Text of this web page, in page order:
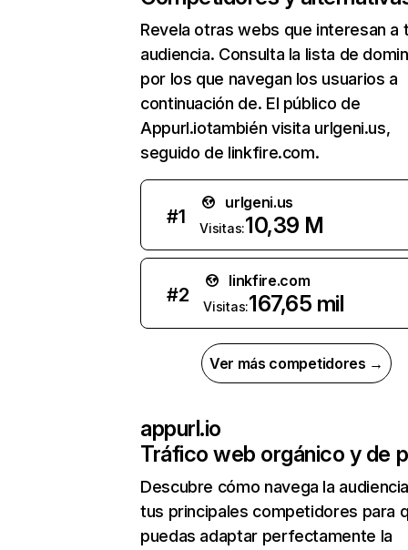
Revela otras webs que interesan a
audiencia. Consulta la lista de
por los que navegan los usuarios a
continuación de. El público de
Appurl.iotambién visita urlgeni.us,
seguido de linkfire.com.
#1
urlgeni.us
Visitas:10,39 M
#2
linkfire.com
Visitas:167,65 mil
Ver más competidores →
appurl.io
Tráfico web orgánico y de
Descubre cómo navega la
tus principales competidores para
puedas adaptar perfectamente la